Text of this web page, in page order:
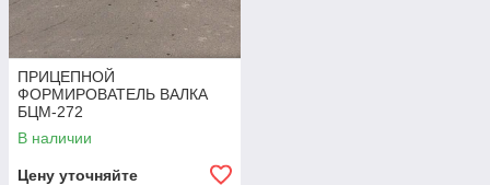
ПРИЦЕПНОЙ
ФОРМИРОВАТЕЛЬ ВАЛКА
БЦМ-272
В наличии
Цену уточняйте